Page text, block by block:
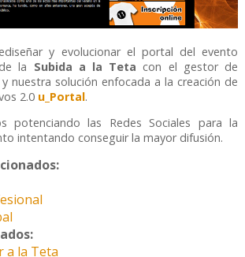
y evolucionar el portal del evento
la Subida a la Teta con el gestor de
nuestra solución enfocada a la creación de
2.0 u_Portal.
potenciando las Redes Sociales para la
intentando conseguir la mayor difusión.
a la Teta